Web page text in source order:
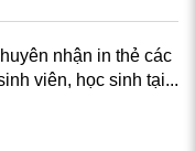
nhận in thẻ các
viên, học sinh tại...